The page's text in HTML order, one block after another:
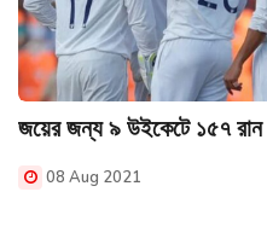
জয়ের জন্য ৯ উইকেটে ১৫৭
08 Aug 2021